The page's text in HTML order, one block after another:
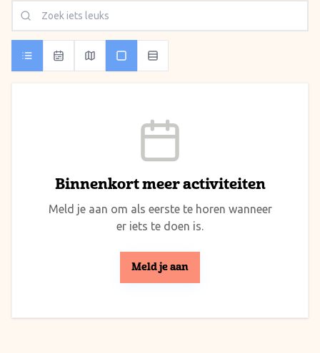
Binnenkort meer activiteiten
Meld je aan om als eerste te horen wanneer
er iets te doen is.
Meld je aan